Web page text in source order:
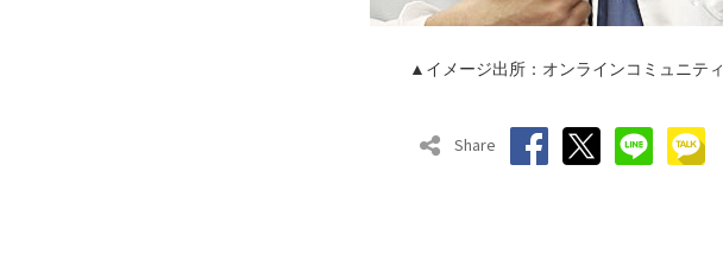
▲イメージ出所：オンラインコミュニティ
Share